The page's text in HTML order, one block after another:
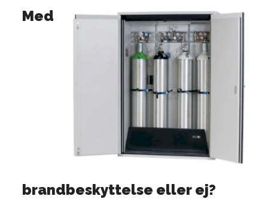
Med
brandbeskyttelse eller ej?